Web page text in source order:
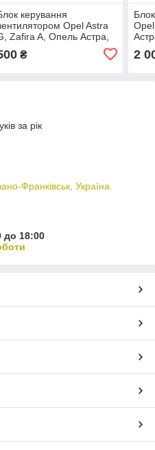
керування
Opel Astra
Zafira A, Опель Астра,
₴ 2
за рік
Франківськ, Україна
до 18:00